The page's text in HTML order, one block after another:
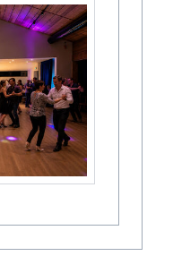
Windmühle